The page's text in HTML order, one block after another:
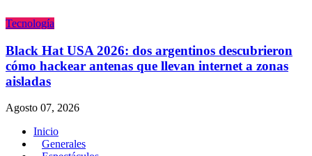
Tecnologí­a
Black Hat USA 2026: dos argentinos descubrieron
cómo hackear antenas que llevan internet a zonas
aisladas
Agosto 07, 2026
Inicio
Generales